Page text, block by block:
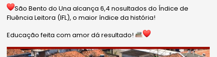
São Bento do Una alcança 6,4 nosultados do Índice de
Fluência Leitora (IFL), o maior índice da história!
Educação feita com amor dá resultado!